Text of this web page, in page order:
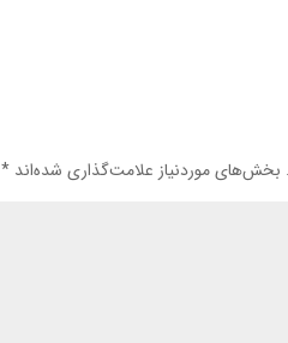
بخش‌های موردنیاز علامت‌گذاری شده‌اند*